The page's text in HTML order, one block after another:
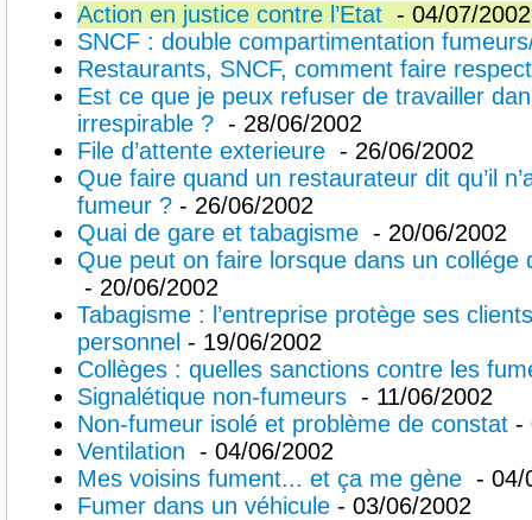
Action en justice contre l’Etat - 04/07/2002
SNCF : double compartimentation
Restaurants, SNCF, comment faire
Est ce que je peux refuser de travailler
irrespirable ? - 28/06/2002
File d’attente exterieure - 26/06/2002
Que faire quand un restaurateur dit qu’il
fumeur ? - 26/06/2002
Quai de gare et tabagisme - 20/06/2002
Que peut on faire lorsque dans un collége
- 20/06/2002
Tabagisme : l’entreprise protège ses
personnel - 19/06/2002
Collèges : quelles sanctions contre les
Signalétique non-fumeurs - 11/06/2002
Non-fumeur isolé et problème de constat -
Ventilation - 04/06/2002
Mes voisins fument... et ça me gène - 04/
Fumer dans un véhicule - 03/06/2002